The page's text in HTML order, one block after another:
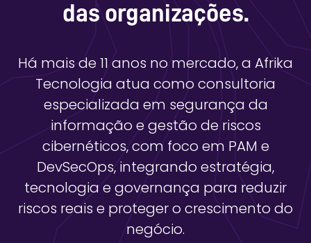
das organizações.
Há mais de 11 anos no mercado, a Afrika
Tecnologia atua como consultoria
especializada em segurança da
informação e gestão de riscos
cibernéticos, com foco em PAM e
DevSecOps, integrando estratégia,
tecnologia e governança para reduzir
riscos reais e proteger o crescimento do
negócio.